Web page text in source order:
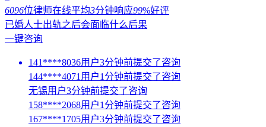
6096位律师在线平均3分钟响应99%好评
已婚人士出轨之后会面临什么后果
一键咨询
141****8036用户3分钟前提交了咨询
144****4071用户1分钟前提交了咨询
无锡用户3分钟前提交了咨询
158****2068用户1分钟前提交了咨询
167****1705用户3分钟前提交了咨询